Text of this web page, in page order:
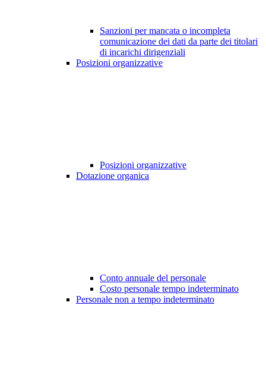
Sanzioni per mancata o incompleta
comunicazione dei dati da parte dei titolari
di incarichi dirigenziali
Posizioni organizzative
Posizioni organizzative
Dotazione organica
Conto annuale del personale
Costo personale tempo indeterminato
Personale non a tempo indeterminato